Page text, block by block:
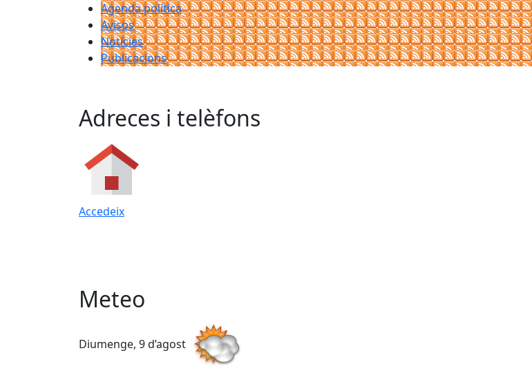
Agenda política
Avisos
Notícies
Publicacions
Adreces i telèfons
Accedeix
Meteo
Diumenge, 9 d’agost